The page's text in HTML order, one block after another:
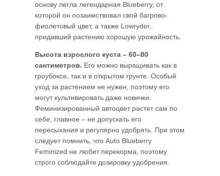
основу легла легендарная Blueberry, от
которой он позаимствовал свой багрово-
фиолетовый цвет, а также Lowryder,
придавший растению хорошую урожайность.
Высота взрослого куста – 60–80
сантиметров. Его можно выращивать как в
гроубоксе, так и в открытом грунте. Особый
уход за растением не нужен, поэтому его
могут культивировать даже новички.
Феминизированный автоцвет растет сам по
себе, главное – не допускать его
пересыхания и регулярно удобрять. При этом
следует помнить, что Auto Blueberry
Feminized не любит перекорма, поэтому
строго соблюдайте дозировку удобрения.